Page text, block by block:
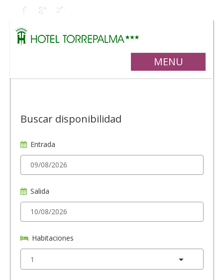
MENU
Buscar disponibilidad
Entrada
Salida
Habitaciones